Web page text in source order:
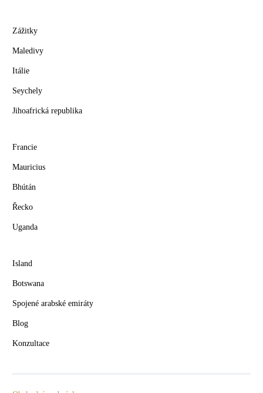
Zážitky
Maledivy
Itálie
Seychely
Jihoafrická republika
Francie
Mauricius
Bhútán
Řecko
Uganda
Island
Botswana
Spojené arabské emiráty
Blog
Konzultace